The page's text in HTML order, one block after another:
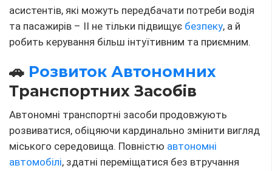
викидів вуглекислого газу призвели до зростання
популярності електромобілів.Автовиробники
вкладають значні кошти у розробку батарей
робитьелектромобілібільш доступними та
зручними для споживачів.
📈 Розвиток Системи
Спільного Використання
Автомобілів